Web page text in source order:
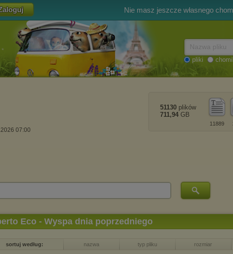
Nie masz jeszcze własnego
pliki
07:00
11889
51130 plików
711,94 GB
Eco - Wyspa dnia poprzedniego
sortuj według: nazwa typ pliku rozmiar